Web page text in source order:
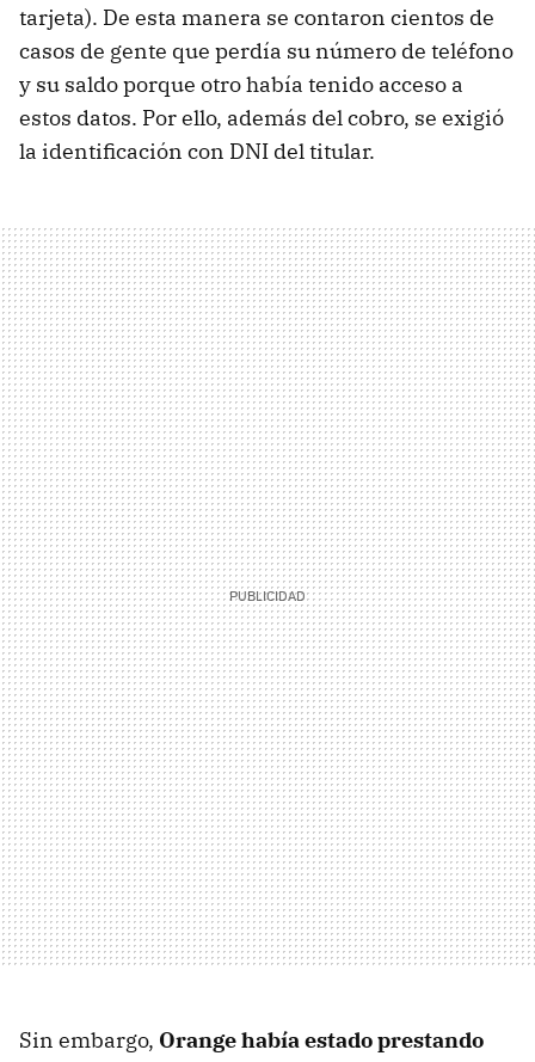
tarjeta). De esta manera se contaron cientos de
casos de gente que perdía su número de teléfono
y su saldo porque otro había tenido acceso a
estos datos. Por ello, además del cobro, se exigió
la identificación con DNI del titular.
Sin embargo, Orange había estado prestando